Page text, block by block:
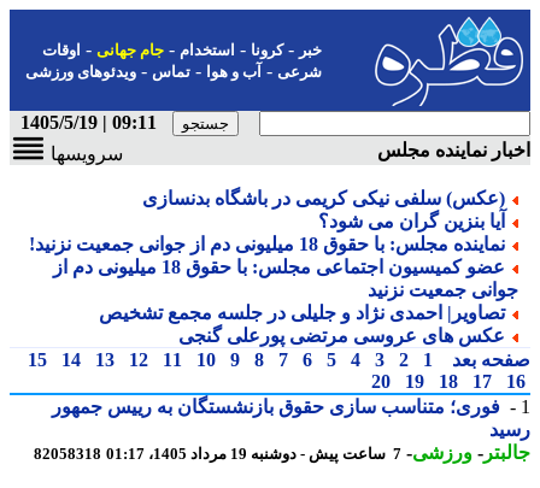
-کرونا-استخدام- جام جهانی-اوقات
شرعی-آب و هوا-تماس-ویدئوهای ورزشی
09:11 | 1405/5/19
نماینده مجلس
سرویسها
(عکس) سلفی نیکی کریمی در باشگاه بدنسازی
آیا بنزین گران می شود؟
نماینده مجلس: با حقوق 18 میلیونی دم از جوانی جمعیت نزنید!
عضو کمیسیون اجتماعی مجلس: با حقوق 18 میلیونی دم از
جمعیت نزنید
تصاویر| احمدی نژاد و جلیلی در جلسه مجمع تشخیص
عکس های عروسی مرتضی پورعلی گنجی
بعد
1
2
3
4
5
6
7
8
9
10
11
12
13
14
15
17
18
19
20
فوری؛ متناسب سازی حقوق بازنشستگان به رییس جمهور
-ورزشی-7 ساعت پیش - دوشنبه 19 مرداد 1405، 01:17 82058318